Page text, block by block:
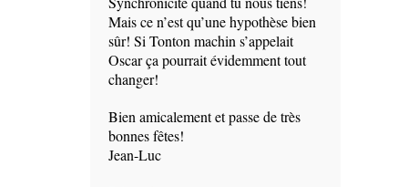
Mais ce n’est qu’une hypothèse bien
sûr! Si Tonton machin s’appelait
Oscar ça pourrait évidemment tout
changer!
Bien amicalement et passe de très
bonnes fêtes!
Jean-Luc